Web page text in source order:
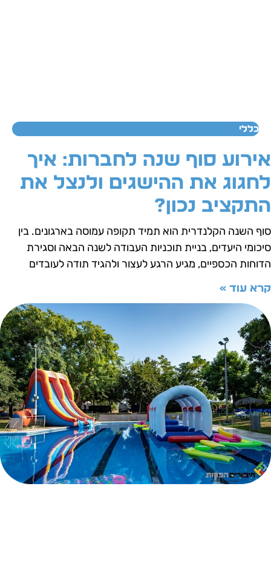
כללי
סוף שנה לחברות: איך
את ההישגים ולנצל את
נכון?
השנה הקלנדרית הוא תמיד תקופה עמוסה בארגונים. בין
היעדים, בניית תוכניות העבודה לשנה הבאה וסגירת
הכספיים, מגיע הרגע לעצור ולהגיד תודה לעובדים
עוד »